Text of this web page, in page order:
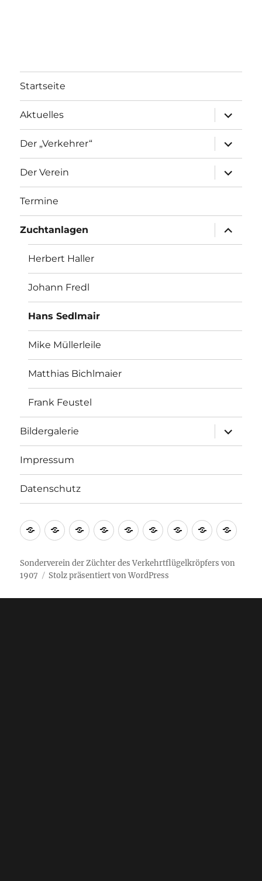
Startseite
Aktuelles
Der „Verkehrer“
Der Verein
Termine
Zuchtanlagen
Herbert Haller
Johann Fredl
Hans Sedlmair
Mike Müllerleile
Matthias Bichlmaier
Frank Feustel
Bildergalerie
Impressum
Datenschutz
Sonderverein der Züchter des Verkehrtflügelkröpfers von
1907
Stolz präsentiert von WordPress